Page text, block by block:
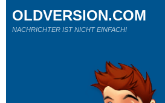
OLDVERSION.COM
NACHRICHTER IST NICHT EINFACH!